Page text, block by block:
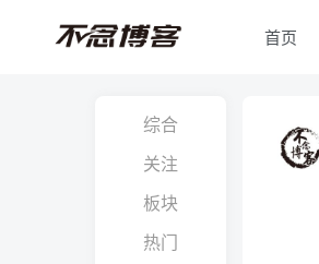
首页
综合
关注
板块
热门